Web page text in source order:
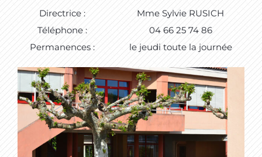
Directrice :
Mme Sylvie RUSICH
Téléphone :
04 66 25 74 86
Permanences :
le jeudi toute la journée